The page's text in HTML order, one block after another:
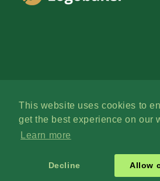
This website uses cookies to
get the best experience on our
Learn more
Decline Allow